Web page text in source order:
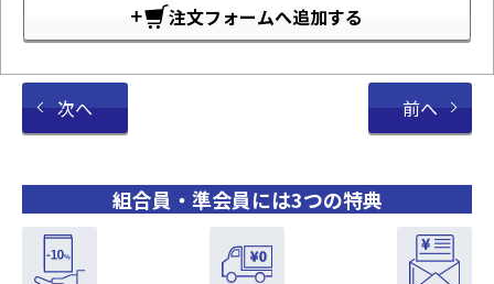
組合員・準会員には3つの特典
注文フォームへ追加する
次へ 前へ